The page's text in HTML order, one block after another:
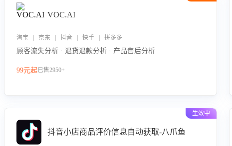
VOC.AI
淘宝 | 京东 | 抖音 | 快手 | 拼多多
顾客流失分析 · 退货退款分析 · 产品售后分析
99元起已售2950+
生效中
抖音小店商品评价信息自动获取-八爪鱼